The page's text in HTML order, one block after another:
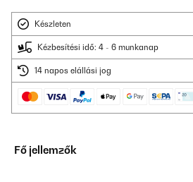
Készleten
Kézbesítési idő: 4 - 6 munkanap
14 napos elállási jog
Fő jellemzők